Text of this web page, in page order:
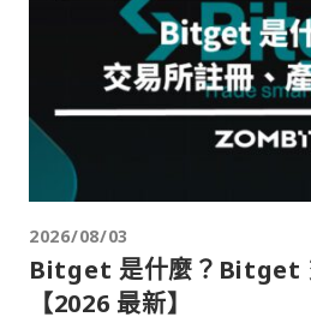
2026/08/03
Bitget 是什麼？Bitget
【2026 最新】